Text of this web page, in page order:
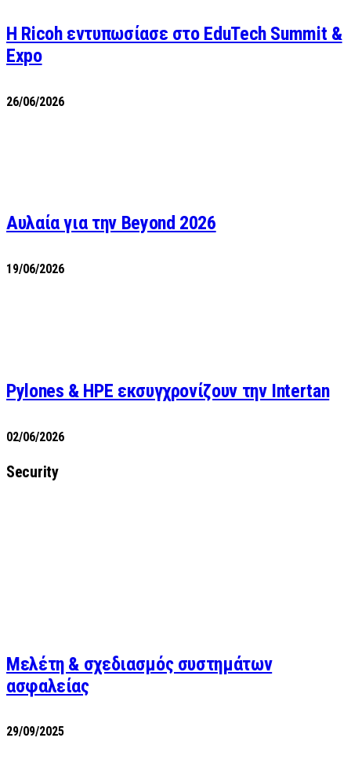
Η Ricoh εντυπωσίασε στο EduTech Summit &
Expo
26/06/2026
Αυλαία για την Beyond 2026
19/06/2026
Pylones & HPE εκσυγχρονίζουν την Intertan
02/06/2026
Security
Μελέτη & σχεδιασμός συστημάτων
ασφαλείας
29/09/2025